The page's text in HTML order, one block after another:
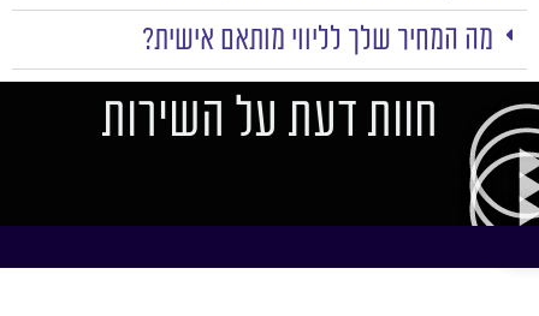
מה המחיר שלך לליווי מותאם אישית?
חוות דעת על השירות